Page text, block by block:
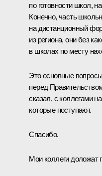
по готовности школ,
Конечно, часть
на дистанционный
из региона, они без
в школах по месту
Это основные
перед
сказал, с коллегами
которые поступают.
Спасибо.
Мои коллеги доложат